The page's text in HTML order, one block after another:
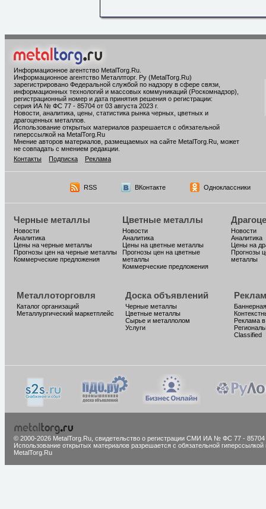
Информационное агентство MetalTorg.Ru
Информационное агентство Металлторг. Ру (MetalTorg.Ru)
зарегистрировано Федеральной службой по надзору в сфере связи,
информационных технологий и массовых коммуникаций (Роскомнадзор),
регистрационный номер и дата принятия решения о регистрации:
серия ИА № ФС 77 - 85704 от 03 августа 2023 г.
Новости, аналитика, цены, статистика рынка черных, цветных и
драгоценных металлов.
Использование открытых материалов разрешается с обязательной
гиперссылкой на MetalTorg.Ru
Мнение авторов материалов, размещаемых на сайте MetalTorg.Ru, может
не совпадать с мнением редакции.
Контакты
Подписка Реклама
RSS ВКонтакте Одноклассники
Черные металлы
Новости
Аналитика
Цены на черные металлы
Прогнозы цен на черные металлы
Коммерческие предложения
Цветные металлы
Новости
Аналитика
Цены на цветные металлы
Прогнозы цен на цветные
металлы
Коммерческие предложения
Новости
Аналитика
Цены на
Прогнозы
металлы
Металлоторговля
Каталог организаций
Металлургический маркетплейс
Доска объявлений
Черные металлы
Цветные металлы
Сырье и металлолом
Услуги
Реклама
Classified
© 2000-2026 MetalTorg.Ru, cвидетельство о регистрации СМИ ИА № ФС 77 - 85704
Использование открытых материалов разрешается с обязательной гиперссылкой
MetalTorg.Ru